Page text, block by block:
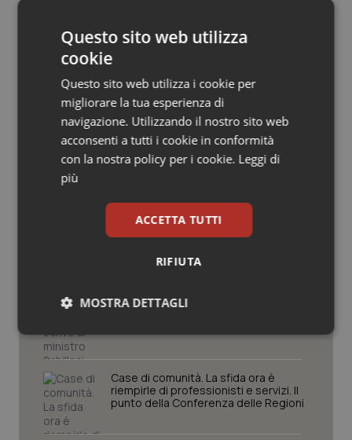
Sangue & coagulazione
Tiroide
Tumore al seno
Tumore ovarico
Tumori del Polmone & Testa Collo
Tumori gastrointestinali
Ulcera & Reflusso
Vaccini
26 Luglio 2016
Potrebbe interessarti in
Abruzzo
Settimana della Scienza dello
Spallanzani: capire la ricerca per
Regione Lombardia scrive al ministro
Case di comunità. La sfida ora è
riempirle di professionisti e servizi. Il
punto della Conferenza delle Regioni
Questo sito web utilizza
cookie
Questo sito web utilizza i cookie per
migliorare la tua esperienza di
navigazione. Utilizzando il nostro sito web
acconsenti a tutti i cookie in conformità
con la nostra policy per i cookie. Leggi di
più
ACCETTA TUTTI
RIFIUTA
MOSTRA DETTAGLI
Necessari Statistici Marketing